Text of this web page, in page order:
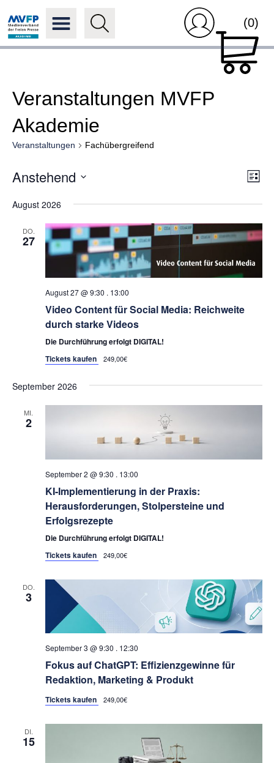
(0)
Veranstaltungen MVFP
Akademie
Veranstaltungen Fachübergreifend
Liste
Anstehend
wählen.
August 2026
DO.
27
August 27 @ 9:30 . 13:00
Video Content für Social Media: Reichweite
durch starke Videos
Die Durchführung erfolgt DIGITAL!
Tickets kaufen
249,00€
September 2026
MI.
2
September 2 @ 9:30 . 13:00
KI-Implementierung in der Praxis:
Herausforderungen, Stolpersteine und
Erfolgsrezepte
Die Durchführung erfolgt DIGITAL!
Tickets kaufen
249,00€
DO.
3
September 3 @ 9:30 . 12:30
Fokus auf ChatGPT: Effizienzgewinne für
Redaktion, Marketing & Produkt
Tickets kaufen 249,00€
DI.
15